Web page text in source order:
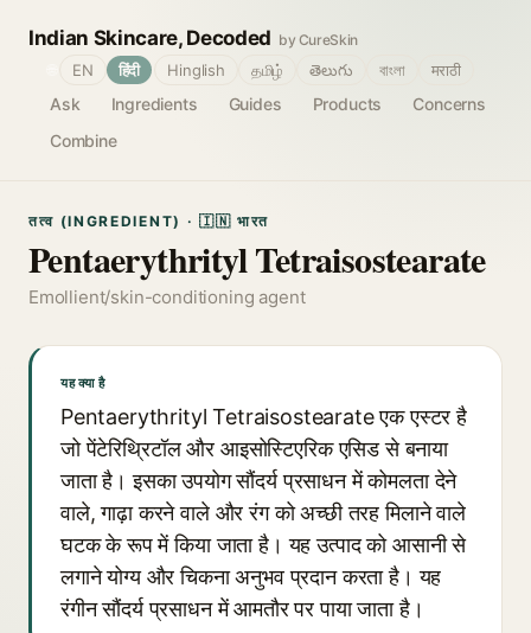
Indian Skincare, Decoded by CureSkin
Ask Ingredients Guides Products
Concerns
Combine
EN हिंदी Hinglish தமிழ் తెలుగు বাংলা मराठी
तत्व (INGREDIENT) · 🇮🇳 भारत
Pentaerythrityl Tetraisostearate
Emollient/skin-conditioning agent
यह क्या है
Pentaerythrityl Tetraisostearate एक एस्टर है
जो पेंटेरिथ्रिटॉल और आइसोस्टिएरिक एसिड से बनाया
जाता है। इसका उपयोग सौंदर्य प्रसाधन में कोमलता देने
वाले, गाढ़ा करने वाले और रंग को अच्छी तरह मिलाने वाले
घटक के रूप में किया जाता है। यह उत्पाद को आसानी से
लगाने योग्य और चिकना अनुभव प्रदान करता है। यह
रंगीन सौंदर्य प्रसाधन में आमतौर पर पाया जाता है।